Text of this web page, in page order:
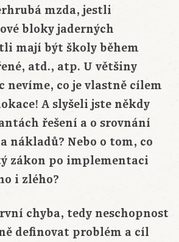
mzda, jestli
bloky jaderných
mají být školy během
atd., atp. U většiny
nevíme, co je vlastně cílem
A slyšeli jste někdy
řešení a o srovnání
nákladů? Nebo o tom, co
zákon po implementaci
i zlého?
chyba, tedy neschopnost
definovat problém a cíl